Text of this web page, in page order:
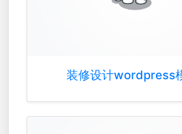
装修设计wordpress